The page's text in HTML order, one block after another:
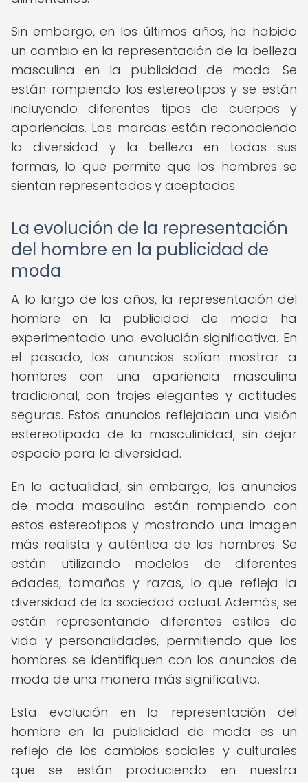
Sin embargo, en los últimos años, ha habido
un cambio en la representación de la belleza
masculina en la publicidad de moda. Se
están rompiendo los estereotipos y se están
incluyendo diferentes tipos de cuerpos y
apariencias. Las marcas están reconociendo
la diversidad y la belleza en todas sus
formas, lo que permite que los hombres se
sientan representados y aceptados.
La evolución de la representación
del hombre en la publicidad de
moda
A lo largo de los años, la representación del
hombre en la publicidad de moda ha
experimentado una evolución significativa. En
el pasado, los anuncios solían mostrar a
hombres con una apariencia masculina
tradicional, con trajes elegantes y actitudes
seguras. Estos anuncios reflejaban una visión
estereotipada de la masculinidad, sin dejar
espacio para la diversidad.
En la actualidad, sin embargo, los anuncios
de moda masculina están rompiendo con
estos estereotipos y mostrando una imagen
más realista y auténtica de los hombres. Se
están utilizando modelos de diferentes
edades, tamaños y razas, lo que refleja la
diversidad de la sociedad actual. Además, se
están representando diferentes estilos de
vida y personalidades, permitiendo que los
hombres se identifiquen con los anuncios de
moda de una manera más significativa.
Esta evolución en la representación del
hombre en la publicidad de moda es un
reflejo de los cambios sociales y culturales
que se están produciendo en nuestra